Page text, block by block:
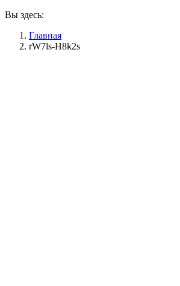
Вы здесь:
Главная
rW7ls-H8k2s